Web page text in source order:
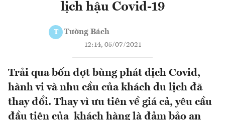
lịch hậu Covid-19
T Tường Bách
12:14, 05/07/2021
Trải qua bốn đợt bùng phát dịch Covid,
hành vi và nhu cầu của khách du lịch đã
thay đổi. Thay vì ưu tiên về giá cả, yêu cầu
đầu tiên của khách hàng là đảm bảo an